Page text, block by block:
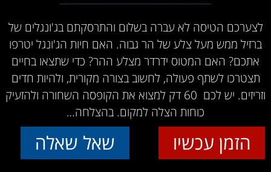
לצערכם הטיסה לא עברה בשלום והתרסקתם בג'ונגלים של
ברזיל ממש מעל צלע של הר גבוה. האם חיות הג'ונגל יטרפו
אתכם? האם המטוס ידרדר מצלע ההר? כדי שתצאו בחיים
תצטרכו לשתף פעולה, לחשוב בצורה מקורית, ולהיות חדים
וזריזים. יש לכם 60 דק למצוא את הקופסה השחורה ולהזעיק
כוחות הצלה למקום. בהצלחה…
הזמן עכשיו שאל שאלה